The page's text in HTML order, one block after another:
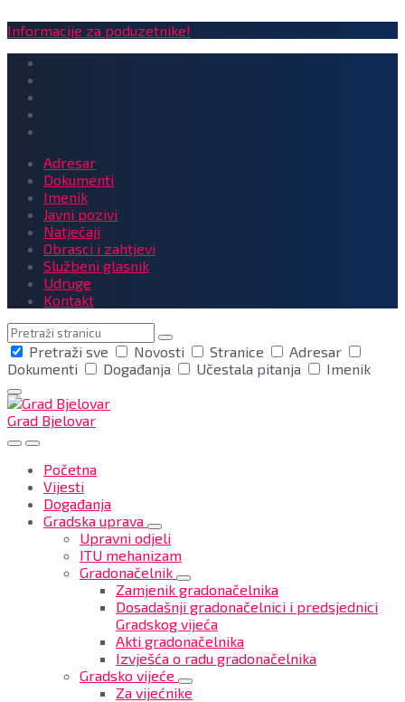
Informacije za poduzetnike!
Adresar
Dokumenti
Imenik
Javni pozivi
Natječaji
Obrasci i zahtjevi
Službeni glasnik
Udruge
Kontakt
Pretraga
Pretraži sve
Novosti Stranice
Adresar
Dokumenti
Događanja Učestala pitanja Imenik
Grad Bjelovar
Početna
Vijesti
Događanja
Gradska uprava
Upravni odjeli
ITU mehanizam
Gradonačelnik
Zamjenik gradonačelnika
Dosadašnji gradonačelnici i predsjednici
Gradskog vijeća
Akti gradonačelnika
Izvješća o radu gradonačelnika
Gradsko vijeće
Za vijećnike